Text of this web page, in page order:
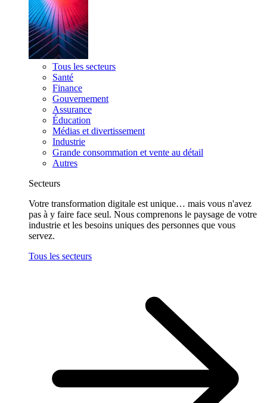
Tous les secteurs
Santé
Finance
Gouvernement
Assurance
Éducation
Médias et divertissement
Industrie
Grande consommation et vente au détail
Autres
Secteurs
Votre transformation digitale est unique… mais vous n'avez
pas à y faire face seul. Nous comprenons le paysage de votre
industrie et les besoins uniques des personnes que vous
servez.
Tous les secteurs